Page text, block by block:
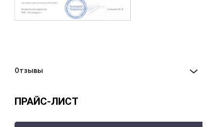
Отзывы
ПРАЙС-ЛИСТ